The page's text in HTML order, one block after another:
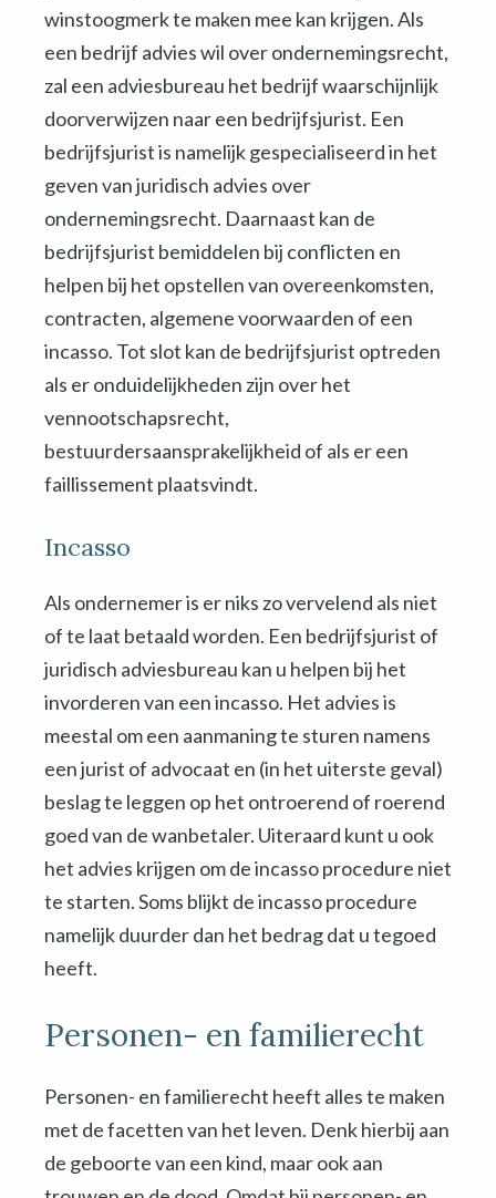
winstoogmerk te maken mee kan krijgen. Als
een bedrijf advies wil over ondernemingsrecht,
zal een adviesbureau het bedrijf waarschijnlijk
doorverwijzen naar een bedrijfsjurist. Een
bedrijfsjurist is namelijk gespecialiseerd in het
geven van juridisch advies over
ondernemingsrecht. Daarnaast kan de
bedrijfsjurist bemiddelen bij conflicten en
helpen bij het opstellen van overeenkomsten,
contracten, algemene voorwaarden of een
incasso. Tot slot kan de bedrijfsjurist optreden
als er onduidelijkheden zijn over het
vennootschapsrecht,
bestuurdersaansprakelijkheid of als er een
faillissement plaatsvindt.
Incasso
Als ondernemer is er niks zo vervelend als niet
of te laat betaald worden. Een bedrijfsjurist of
juridisch adviesbureau kan u helpen bij het
invorderen van een incasso. Het advies is
meestal om een aanmaning te sturen namens
een jurist of advocaat en (in het uiterste geval)
beslag te leggen op het ontroerend of roerend
goed van de wanbetaler. Uiteraard kunt u ook
het advies krijgen om de incasso procedure niet
te starten. Soms blijkt de incasso procedure
namelijk duurder dan het bedrag dat u tegoed
heeft.
Personen- en familierecht
Personen- en familierecht heeft alles te maken
met de facetten van het leven. Denk hierbij aan
de geboorte van een kind, maar ook aan